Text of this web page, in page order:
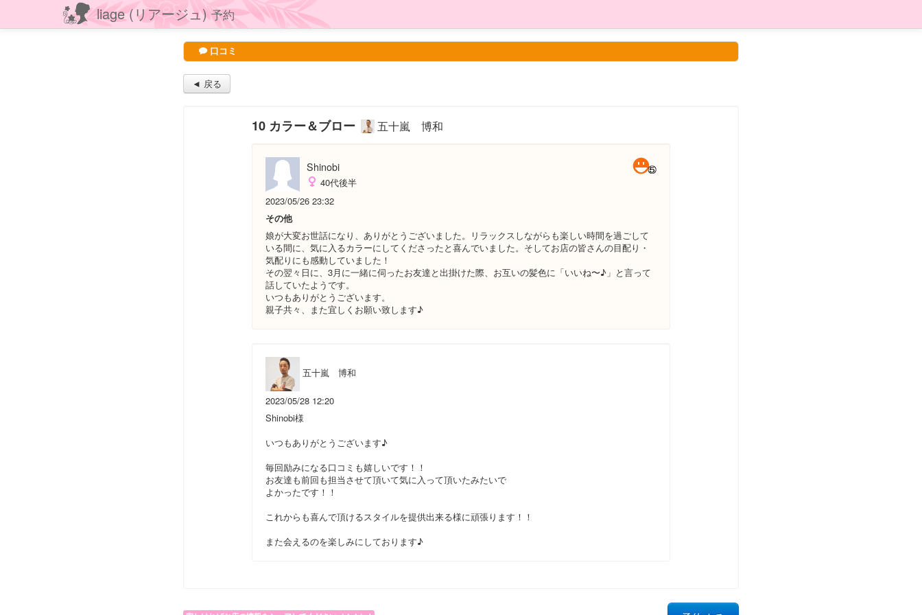
liage (リアージュ)予約
口コミ
◄ 戻る
10 カラー＆ブロー 五十嵐 博和
Shinobi
40代後半
2023/05/26 23:32
その他
娘が大変お世話になり、ありがとうございました。リラックスしながらも楽しい時間を過ごして
いる間に、気に入るカラーにしてくださったと喜んでいました。そしてお店の皆さんの目配り・
気配りにも感動していました！
その翌々日に、3月に一緒に伺ったお友達と出掛けた際、お互いの髪色に「いいね〜♪」と言って
話していたようです。
いつもありがとうございます。
親子共々、また宜しくお願い致します♪
五十嵐 博和
2023/05/28 12:20
Shinobi様
いつもありがとうございます♪
毎回励みになる口コミも嬉しいです！！
お友達も前回も担当させて頂いて気に入って頂いたみたいで
よかったです！！
これからも喜んで頂けるスタイルを提供出来る様に頑張ります！！
また会えるのを楽しみにしております♪